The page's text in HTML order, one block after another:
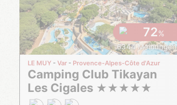
72%
6344 Meinungen
LE MUY Var Provence-Alpes-Côte d'Azur
Camping Club Tikayan
Les Cigales ★★★★★